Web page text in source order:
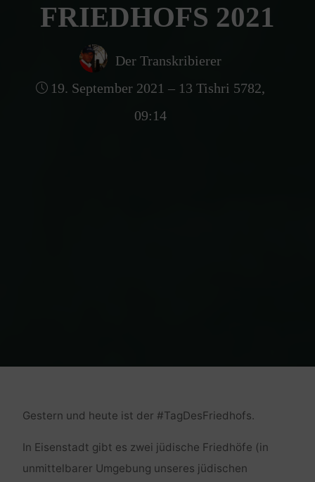
FRIEDHOFS 2021
Der Transkribierer
19. September 2021 – 13 Tishri 5782,
09:14
Gestern und heute ist der #TagDesFriedhofs.
In Eisenstadt gibt es zwei jüdische Friedhöfe (in
unmittelbarer Umgebung unseres jüdischen